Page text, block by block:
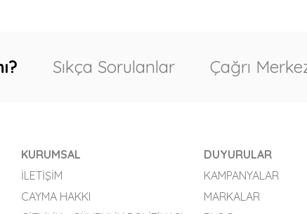
Sıkça Sorulanlar Çağrı
KURUMSAL
İLETIŞIM
CAYMA HAKKI
DUYURULAR
KAMPANYALAR
MARKALAR